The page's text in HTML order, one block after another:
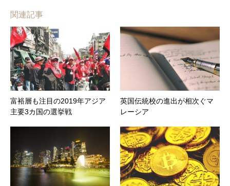
関連記事
富裕層も注目の2019年アジア
主要3カ国の選挙戦
英国伝統校の進出が相次ぐマ
レーシア